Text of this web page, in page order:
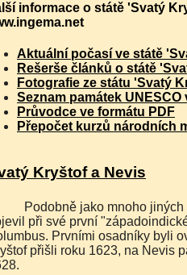
informace o státě 'Svatý
Aktuální počasí ve státě
Rešerše článků o státě
Fotografie ze státu 'Svatý
Seznam památek
Průvodce ve formátu PDF
Přepočet kurzů národních
Kryštof a Nevis
Podobně jako mnoho jiných v této oblasti i tyto dva ostrovy
při své první
Prvními osadníky byli
přišli roku 1623, na Nevis